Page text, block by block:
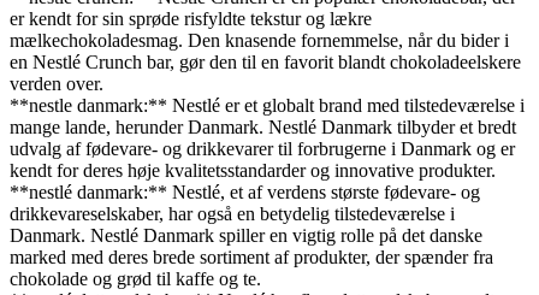
er kendt for sin sprøde risfyldte tekstur og lækre
mælkechokoladesmag. Den knasende fornemmelse, når du bider i
en Nestlé Crunch bar, gør den til en favorit blandt chokoladeelskere
verden over.
**nestle danmark:** Nestlé er et globalt brand med tilstedeværelse i
mange lande, herunder Danmark. Nestlé Danmark tilbyder et bredt
udvalg af fødevare- og drikkevarer til forbrugerne i Danmark og er
kendt for deres høje kvalitetsstandarder og innovative produkter.
**nestlé danmark:** Nestlé, et af verdens største fødevare- og
drikkevareselskaber, har også en betydelig tilstedeværelse i
Danmark. Nestlé Danmark spiller en vigtig rolle på det danske
marked med deres brede sortiment af produkter, der spænder fra
chokolade og grød til kaffe og te.